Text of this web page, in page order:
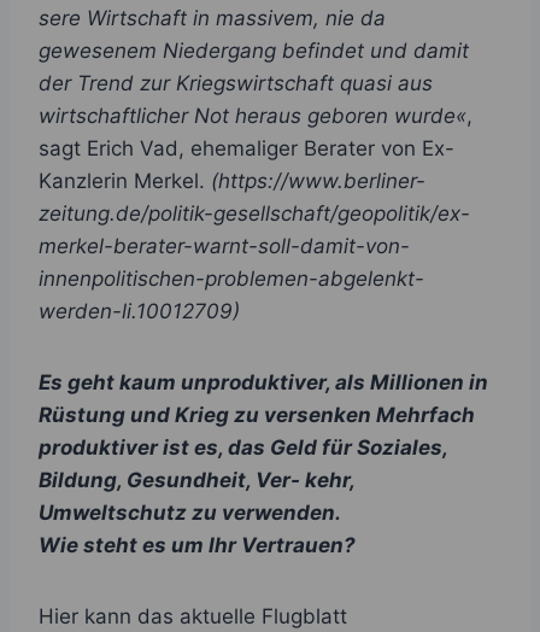
sere Wirtschaft in massivem, nie da
gewesenem Niedergang befindet und damit
der Trend zur Kriegswirtschaft quasi aus
wirtschaftlicher Not heraus geboren wurde«,
sagt Erich Vad, ehemaliger Berater von Ex-
Kanzlerin Merkel. (https://www.berliner-
zeitung.de/politik-gesellschaft/geopolitik/ex-
merkel-berater-warnt-soll-damit-von-
innenpolitischen-problemen-abgelenkt-
werden-li.10012709)
Es geht kaum unproduktiver, als Millionen in
Rüstung und Krieg zu versenken Mehrfach
produktiver ist es, das Geld für Soziales,
Bildung, Gesundheit, Ver- kehr,
Umweltschutz zu verwenden.
Wie steht es um Ihr Vertrauen?
Hier kann das aktuelle Flugblatt